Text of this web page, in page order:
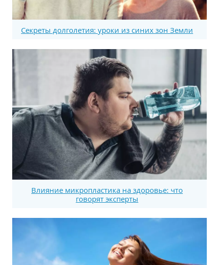
Секреты долголетия: уроки из синих зон Земли
Влияние микропластика на здоровье: что
говорят эксперты